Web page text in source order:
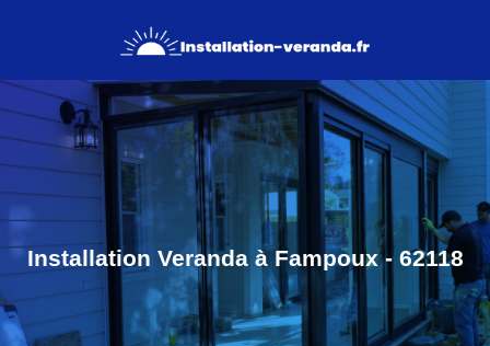
Installation Veranda à Fampoux - 62118